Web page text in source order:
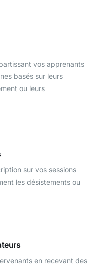
vos apprenants
basés sur leurs
ou leurs
sur vos sessions
les désistements ou
en recevant des